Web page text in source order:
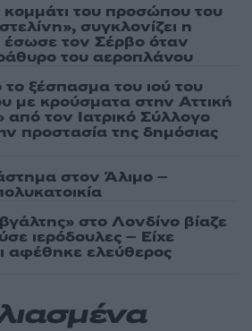
του προσώπου του
συγκλονίζει η
έσωσε τον Σέρβο όταν
του αεροπλάνου
ξέσπασμα του ιού του
με κρούσματα στην Αττική
από τον Ιατρικό Σύλλογο
προστασία της δημόσιας
στον Άλιμο –
στο Λονδίνο βίαζε
ιερόδουλες – Είχε
αφέθηκε ελεύθερος